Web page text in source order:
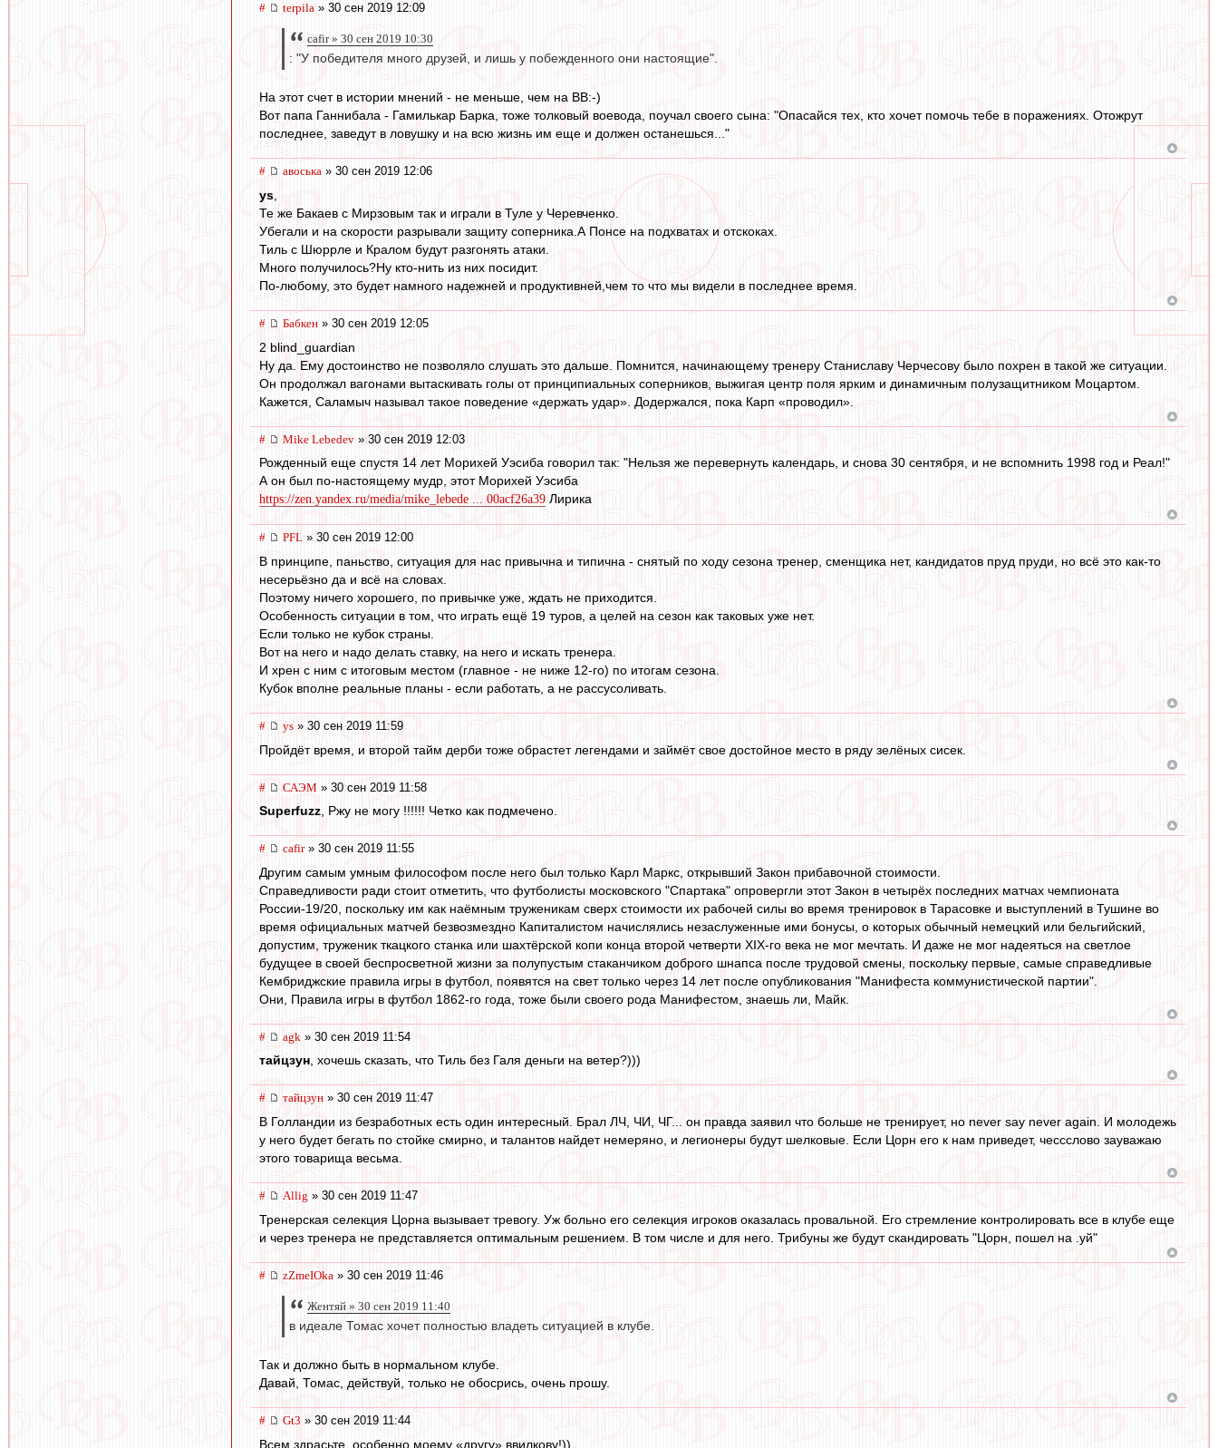
# terpila » 30 сен 2019 12:09
cafir » 30 сен 2019 10:30
: "У победителя много друзей, и лишь у побежденного они настоящие".
На этот счет в истории мнений - не меньше, чем на ВВ:-)
Вот папа Ганнибала - Гамилькар Барка, тоже толковый воевода, поучал своего сына: "Опасайся тех, кто хочет помочь тебе в поражениях. Отожрут
последнее, заведут в ловушку и на всю жизнь им еще и должен останешься..."
# авоська » 30 сен 2019 12:06
ys
Те же Бакаев с Мирзовым так и играли в Туле у Черевченко.
Убегали и на скорости разрывали защиту соперника.А Понсе на подхватах и отскоках.
Тиль с Шюррле и Кралом будут разгонять атаки.
Много получилось?Ну кто-нить из них посидит.
По-любому, это будет намного надежней и продуктивней,чем то что мы видели в последнее время.
# Бабкен » 30 сен 2019 12:05
2 blind_guardian
Ну да. Ему достоинство не позволяло слушать это дальше. Помнится, начинающему тренеру Станиславу Черчесову было похрен в такой же ситуации.
Он продолжал вагонами вытаскивать голы от принципиальных соперников, выжигая центр поля ярким и динамичным полузащитником Моцартом.
Кажется, Саламыч называл такое поведение «держать удар». Додержался, пока Карп «проводил».
# Mike Lebedev » 30 сен 2019 12:03
Рожденный еще спустя 14 лет Морихей Уэсиба говорил так: "Нельзя же перевернуть календарь, и снова 30 сентября, и не вспомнить 1998 год и Реал!"
А он был по-настоящему мудр, этот Морихей Уэсиба
https://zen.yandex.ru/media/mike_lebede ... 00acf26a39 Лирика
# PFL » 30 сен 2019 12:00
В принципе, паньство, ситуация для нас привычна и типична - снятый по ходу сезона тренер, сменщика нет, кандидатов пруд пруди, но всё это как-то
несерьёзно да и всё на словах.
Поэтому ничего хорошего, по привычке уже, ждать не приходится.
Особенность ситуации в том, что играть ещё 19 туров, а целей на сезон как таковых уже нет.
Если только не кубок страны.
Вот на него и надо делать ставку, на него и искать тренера.
И хрен с ним с итоговым местом (главное - не ниже 12-го) по итогам сезона.
Кубок вполне реальные планы - если работать, а не рассусоливать.
# ys » 30 сен 2019 11:59
Пройдёт время, и второй тайм дерби тоже обрастет легендами и займёт свое достойное место в ряду зелёных сисек.
# САЭМ » 30 сен 2019 11:58
Superfuzz, Ржу не могу !!!!!! Четко как подмечено.
# cafir» 30 сен 2019 11:55
Другим самым умным философом после него был только Карл Маркс, открывший Закон прибавочной стоимости.
Справедливости ради стоит отметить, что футболисты московского "Спартака" опровергли этот Закон в четырёх последних матчах чемпионата
России-19/20, поскольку им как наёмным труженикам сверх стоимости их рабочей силы во время тренировок в Тарасовке и выступлений в Тушине во
время официальных матчей безвозмездно Капиталистом начислялись незаслуженные ими бонусы, о которых обычный немецкий или бельгийский,
допустим, труженик ткацкого станка или шахтёрской копи конца второй четверти XIX-го века не мог мечтать. И даже не мог надеяться на светлое
будущее в своей беспросветной жизни за полупустым стаканчиком доброго шнапса после трудовой смены, поскольку первые, самые справедливые
Кембриджские правила игры в футбол, появятся на свет только через 14 лет после опубликования "Манифеста коммунистической партии".
Они, Правила игры в футбол 1862-го года, тоже были своего рода Манифестом, знаешь ли, Майк.
# agk » 30 сен 2019 11:54
тайцзун, хочешь сказать, что Тиль без Галя деньги на ветер?)))
# тайцзун » 30 сен 2019 11:47
В Голландии из безработных есть один интересный. Брал ЛЧ, ЧИ, ЧГ... он правда заявил что больше не тренирует, но never say never again. И молодежь
у него будет бегать по стойке смирно, и талантов найдет немеряно, и легионеры будут шелковые. Если Цорн его к нам приведет, чессслово зауважаю
этого товарища весьма.
# Allig » 30 сен 2019 11:47
Тренерская селекция Цорна вызывает тревогу. Уж больно его селекция игроков оказалась провальной. Его стремление контролировать все в клубе еще
и через тренера не представляется оптимальным решением. В том числе и для него. Трибуны же будут скандировать "Цорн, пошел на .уй"
# zZmeIOka » 30 сен 2019 11:46
Жентяй » 30 сен 2019 11:40
в идеале Томас хочет полностью владеть ситуацией в клубе.
Так и должно быть в нормальном клубе.
Давай, Томас, действуй, только не обосрись, очень прошу.
# Gt3 » 30 сен 2019 11:44
Всем здрасьте, особенно моему «другу» ввилкову!))